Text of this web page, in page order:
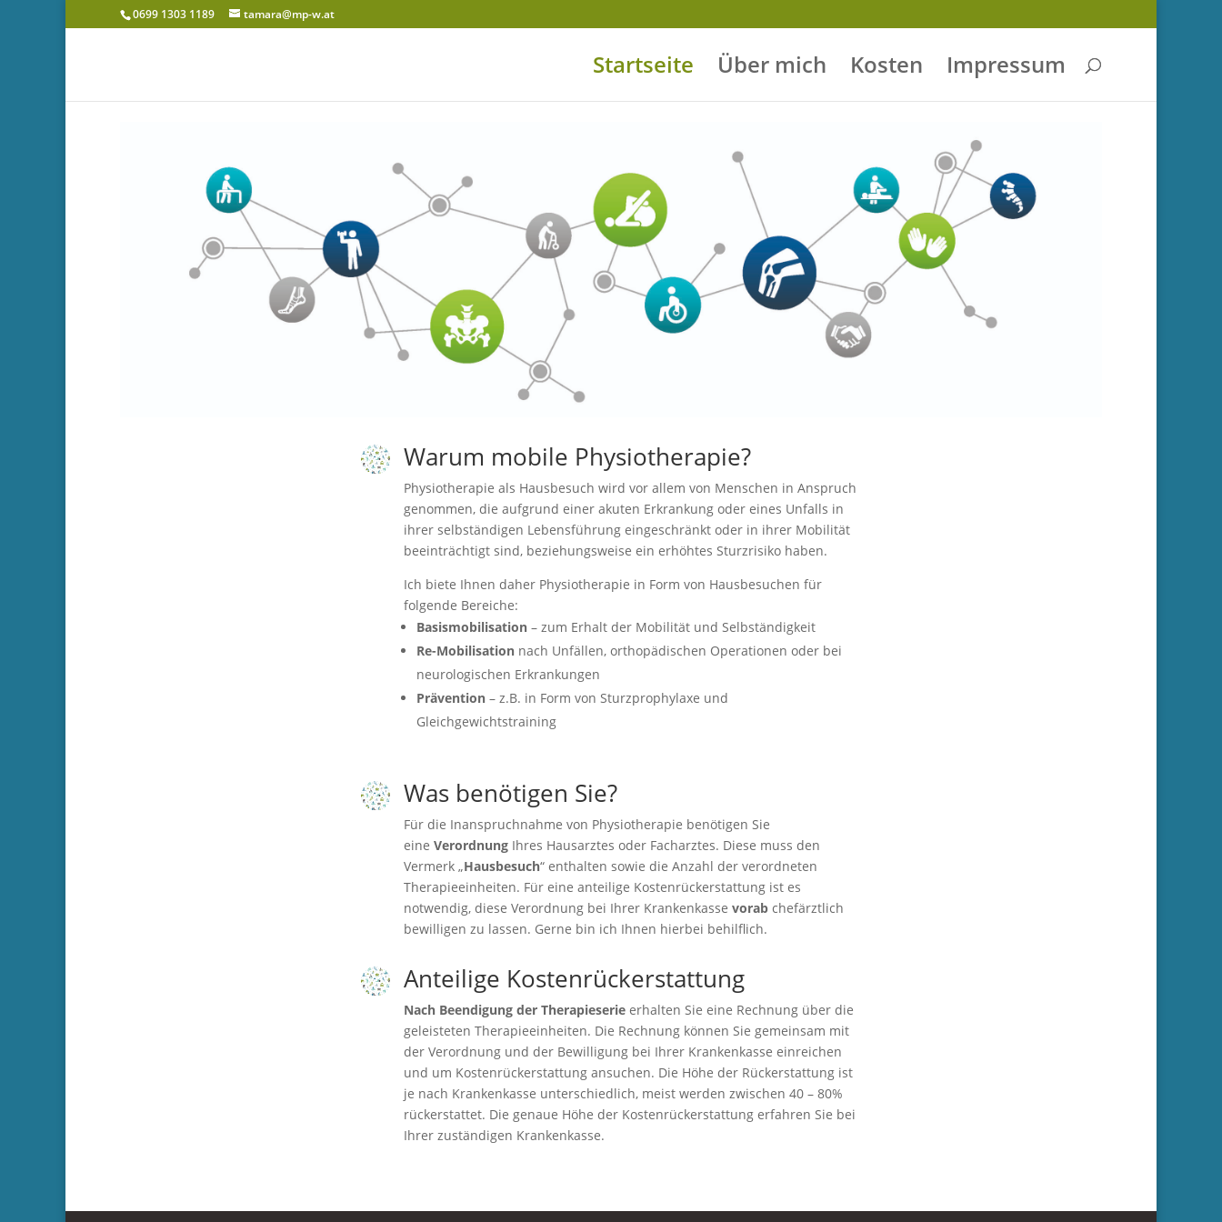
0699 1303 1189 tamara@mp-w.at
Startseite Über mich Kosten Impressum
Warum mobile Physiotherapie?
Physiotherapie als Hausbesuch wird vor allem von Menschen in Anspruch
genommen, die aufgrund einer akuten Erkrankung oder eines Unfalls in
ihrer selbständigen Lebensführung eingeschränkt oder in ihrer Mobilität
beeinträchtigt sind, beziehungsweise ein erhöhtes Sturzrisiko haben.
Ich biete Ihnen daher Physiotherapie in Form von Hausbesuchen für
folgende Bereiche:
Basismobilisation – zum Erhalt der Mobilität und Selbständigkeit
Re-Mobilisation nach Unfällen, orthopädischen Operationen oder bei
neurologischen Erkrankungen
Prävention – z.B. in Form von Sturzprophylaxe und
Gleichgewichtstraining
Was benötigen Sie?
Für die Inanspruchnahme von Physiotherapie benötigen Sie
eine Verordnung Ihres Hausarztes oder Facharztes. Diese muss den
Vermerk „Hausbesuch“ enthalten sowie die Anzahl der verordneten
Therapieeinheiten. Für eine anteilige Kostenrückerstattung ist es
notwendig, diese Verordnung bei Ihrer Krankenkasse vorab chefärztlich
bewilligen zu lassen. Gerne bin ich Ihnen hierbei behilflich.
Anteilige Kostenrückerstattung
Nach Beendigung der Therapieserie erhalten Sie eine Rechnung über die
geleisteten Therapieeinheiten. Die Rechnung können Sie gemeinsam mit
der Verordnung und der Bewilligung bei Ihrer Krankenkasse einreichen
und um Kostenrückerstattung ansuchen. Die Höhe der Rückerstattung ist
je nach Krankenkasse unterschiedlich, meist werden zwischen 40 – 80%
rückerstattet. Die genaue Höhe der Kostenrückerstattung erfahren Sie bei
Ihrer zuständigen Krankenkasse.